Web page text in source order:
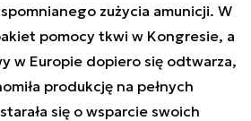
zużycia amunicji. W
pomocy tkwi w Kongresie, a
w Europie dopiero się odtwarza,
produkcję na pełnych
się o wsparcie swoich